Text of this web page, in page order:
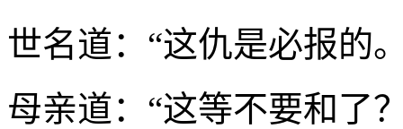
世名道：“这仇是必报的
母亲道：“这等不要和了